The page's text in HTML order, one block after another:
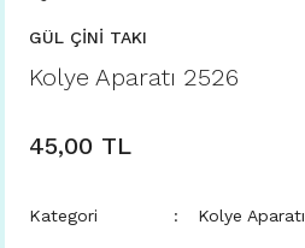
GÜL ÇİNİ TAKI
Kolye Aparatı 2526
45,00 TL
Kategori Kolye Aparatı